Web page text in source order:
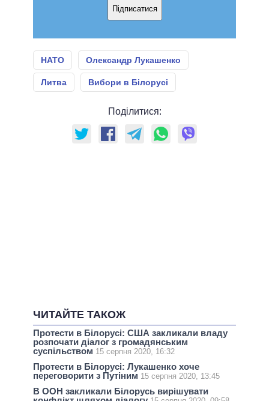
Підписатися
НАТО Олександр Лукашенко
Литва Вибори в Білорусі
Поділитися:
ЧИТАЙТЕ ТАКОЖ
Протести в Білорусі: США закликали владу
розпочати діалог з громадянським
суспільством 15 серпня 2020, 16:32
Протести в Білорусі: Лукашенко хоче
переговорити з Путіним 15 серпня 2020, 13:45
В ООН закликали Білорусь вирішувати